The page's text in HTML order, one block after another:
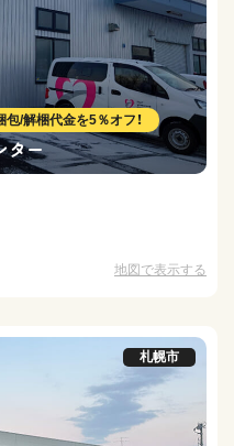
/解梱代金を5％オフ！
ター
地図で表示する
札幌市